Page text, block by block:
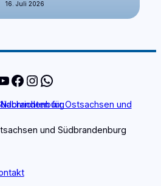
16. Juli 2026
Facebook
Instagram
WhatsApp
und Südbrandenburg